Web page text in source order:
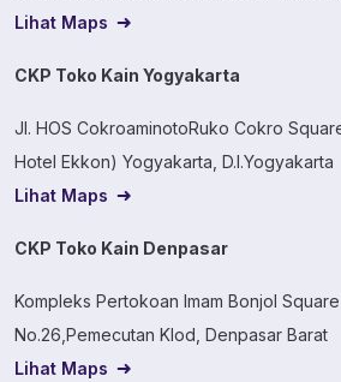
Lihat Maps
CKP Toko Kain Yogyakarta
Jl. HOS CokroaminotoRuko Cokro
Hotel Ekkon) Yogyakarta, D.I.Yogyakarta
Lihat Maps
CKP Toko Kain Denpasar
Kompleks Pertokoan Imam Bonjol
No.26,Pemecutan Klod, Denpasar Barat
Lihat Maps